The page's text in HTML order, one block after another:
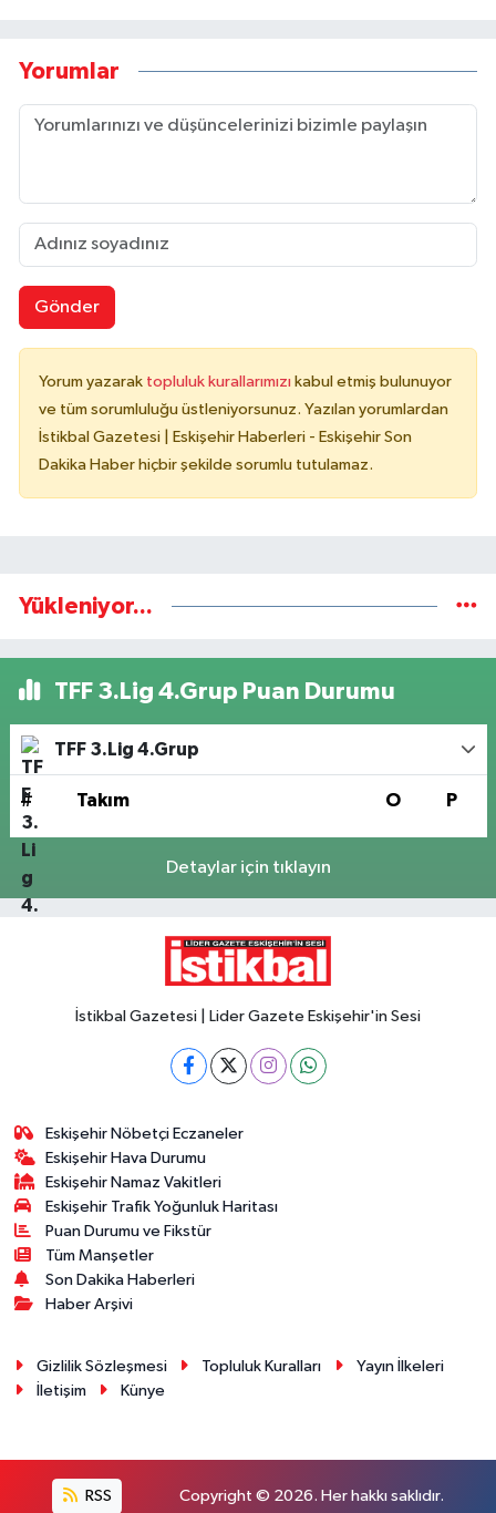
Yorumlar
Gönder
Yorum yazarak topluluk kurallarımızı kabul etmiş bulunuyor
ve tüm sorumluluğu üstleniyorsunuz. Yazılan yorumlardan
İstikbal Gazetesi | Eskişehir Haberleri - Eskişehir Son
Dakika Haber hiçbir şekilde sorumlu tutulamaz.
Yükleniyor...
TFF 3.Lig 4.Grup Puan Durumu
TFF 3.Lig 4.Grup
# Takım O P
Detaylar için tıklayın
İstikbal Gazetesi | Lider Gazete Eskişehir'in Sesi
Eskişehir Nöbetçi Eczaneler
Eskişehir Hava Durumu
Eskişehir Namaz Vakitleri
Eskişehir Trafik Yoğunluk Haritası
Puan Durumu ve Fikstür
Tüm Manşetler
Son Dakika Haberleri
Haber Arşivi
Gizlilik Sözleşmesi Topluluk Kuralları
Yayın İlkeleri
İletişim
Künye
RSS Copyright © 2026. Her hakkı saklıdır.